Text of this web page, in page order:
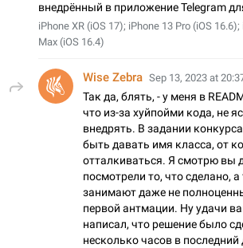
внедрённый в приложение Telegram
iPhone XR (iOS 17); iPhone 13 Pro (iOS
Max (iOS 16.4)
Wise Zebra Sep 13, 2023 at
Так да, блять, - у меня в
что из-за хуйпойми кода, не
внедрять. В задании
быть давать имя класса, от
отталкиваться. Я смотрю вы
посмотрели то, что сделано, а
занимают даже не
первой антмации. Ну удачи
написал, что решение было
несколько часов в последний